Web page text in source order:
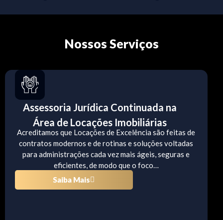
Nossos Serviços
Assessoria Jurídica Continuada na
Área de Locações Imobiliárias
Acreditamos que Locações de Excelência são feitas de
contratos modernos e de rotinas e soluções voltadas
para administrações cada vez mais ágeis, seguras e
eficientes, de modo que o foco…
Saiba Mais